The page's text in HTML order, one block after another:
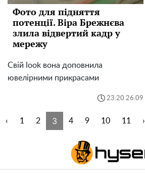
Фото для підняття
потенції. Віра Брежнєва
злила відвертий кадр у
мережу
Свій look вона доповнила
ювелірними прикрасами
23:20 26.09
‹ 1 2 3 4 9 10 11 ›